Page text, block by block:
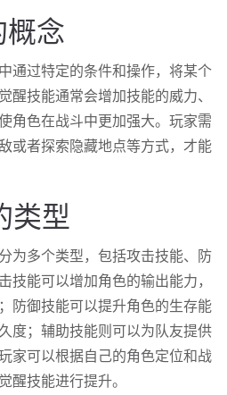
概念
通过特定的条件和操作，将某个
醒技能通常会增加技能的威力、
角色在战斗中更加强大。玩家需
或者探索隐藏地点等方式，才能
类型
为多个类型，包括攻击技能、防
技能可以增加角色的输出能力，
防御技能可以提升角色的生存能
度；辅助技能则可以为队友提供
家可以根据自己的角色定位和战
醒技能进行提升。